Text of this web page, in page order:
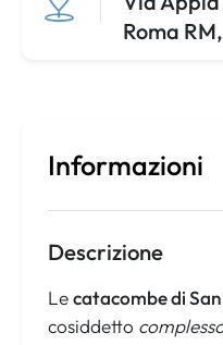
Roma
Informazioni
Descrizione
Lecatacombe di
cosiddetto